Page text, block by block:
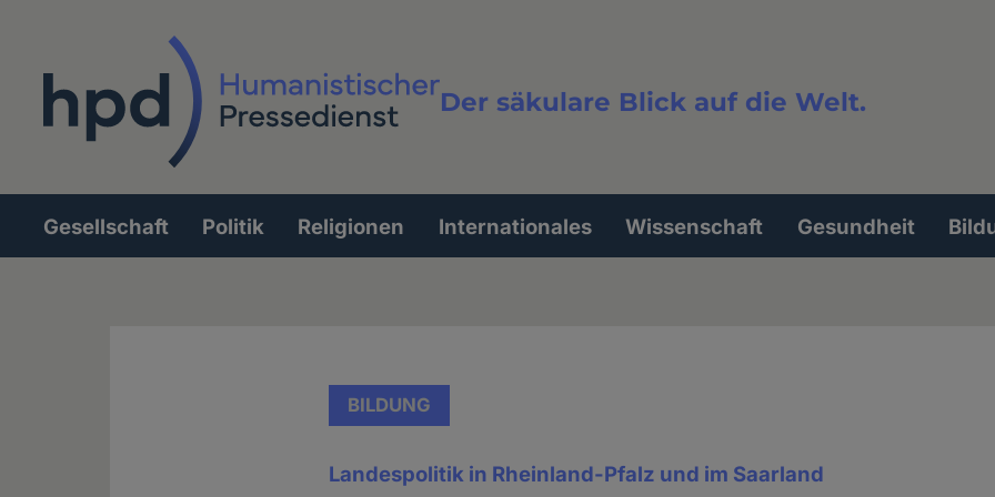
Der säkulare Blick auf die Welt.
Volltextsuche
Hauptnavigation
Gesellschaft Politik Religionen Internationales Wissenschaft Gesundheit
BILDUNG
Landespolitik in Rheinland-Pfalz und im Saarland